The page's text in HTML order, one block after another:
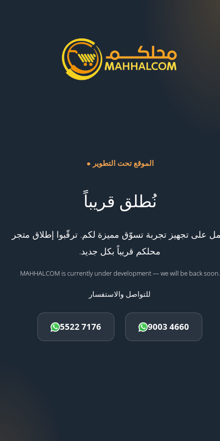
● الموقع تحت التطوير
نُطلق قريباً
على تجهيز تجربة تسوّق مميزة لكم. ترقّبوا إطلاق متجر
محلكم قريباً بكل جديد.
MAHHALCOM is currently under development — we will be back soon.
للتواصل والاستفسار
5522 7176 9003 4660